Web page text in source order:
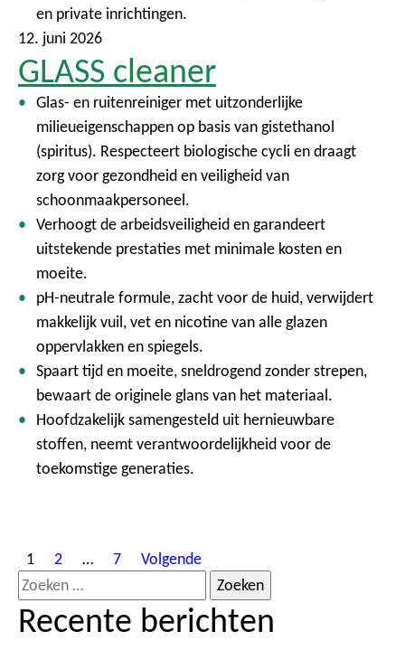
en private inrichtingen.
12. juni 2026
GLASS cleaner
Glas- en ruitenreiniger met uitzonderlijke
milieueigenschappen op basis van gistethanol
(spiritus). Respecteert biologische cycli en draagt
zorg voor gezondheid en veiligheid van
schoonmaakpersoneel.
Verhoogt de arbeidsveiligheid en garandeert
uitstekende prestaties met minimale kosten en
moeite.
pH-neutrale formule, zacht voor de huid, verwijdert
makkelijk vuil, vet en nicotine van alle glazen
oppervlakken en spiegels.
Spaart tijd en moeite, sneldrogend zonder strepen,
bewaart de originele glans van het materiaal.
Hoofdzakelijk samengesteld uit hernieuwbare
stoffen, neemt verantwoordelijkheid voor de
toekomstige generaties.
B
e
r
1 2 … 7
Volgende
Z
o
e
Recente berichten